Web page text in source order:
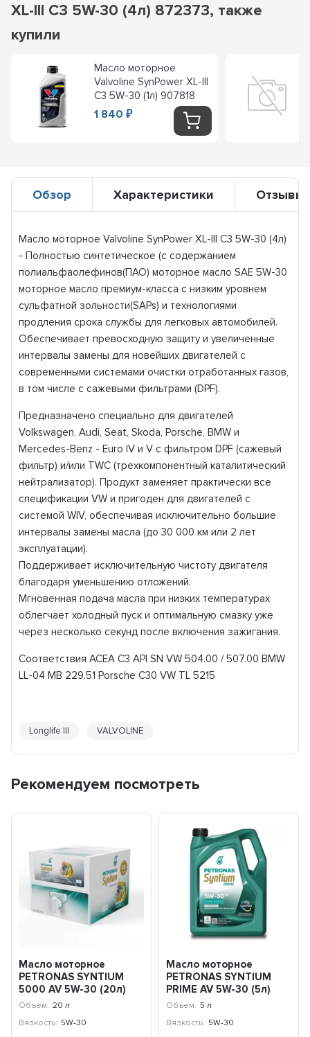
XL-III C3 5W-30 (4л) 872373, также
купили
Масло моторное
Valvoline SynPower XL-III
C3 5W-30 (1л) 907818
1 840₽
Обзор Характеристики Отзывы
Масло моторное Valvoline SynPower XL-III C3 5W-30 (4л)
- Полностью синтетическое (с содержанием
полиальфаолефинов(ПАО) моторное масло SAE 5W-30
моторное масло премиум-класса с низким уровнем
сульфатной зольности(SAPs) и технологиями
продления срока службы для легковых автомобилей.
Обеспечивает превосходную защиту и увеличенные
интервалы замены для новейших двигателей с
современными системами очистки отработанных газов,
в том числе с сажевыми фильтрами (DPF).
Предназначено специально для двигателей
Volkswagen, Audi, Seat, Skoda, Porsche, BMW и
Mercedes-Benz - Euro IV и V с фильтром DPF (сажевый
фильтр) и/или TWC (трехкомпонентный каталитический
нейтрализатор). Продукт заменяет практически все
спецификации VW и пригоден для двигателей с
системой WIV, обеспечивая исключительно большие
интервалы замены масла (до 30 000 км или 2 лет
эксплуатации).
Поддерживает исключительную чистоту двигателя
благодаря уменьшению отложений.
Мгновенная подача масла при низких температурах
облегчает холодный пуск и оптимальную смазку уже
через несколько секунд после включения зажигания.
Соответствия ACEA C3 API SN VW 504.00 / 507.00 BMW
LL-04 MB 229.51 Porsche C30 VW TL 5215
Longlife III VALVOLINE
Рекомендуем посмотреть
Масло моторное
PETRONAS SYNTIUM
5000 AV 5W-30 (20л)
70950RY1EU
Объем: 20 л
Вязкость: 5W-30
Масло моторное
PETRONAS SYNTIUM
PRIME AV 5W-30 (5л)
71234M12EU
Объем: 5 л
Вязкость: 5W-30